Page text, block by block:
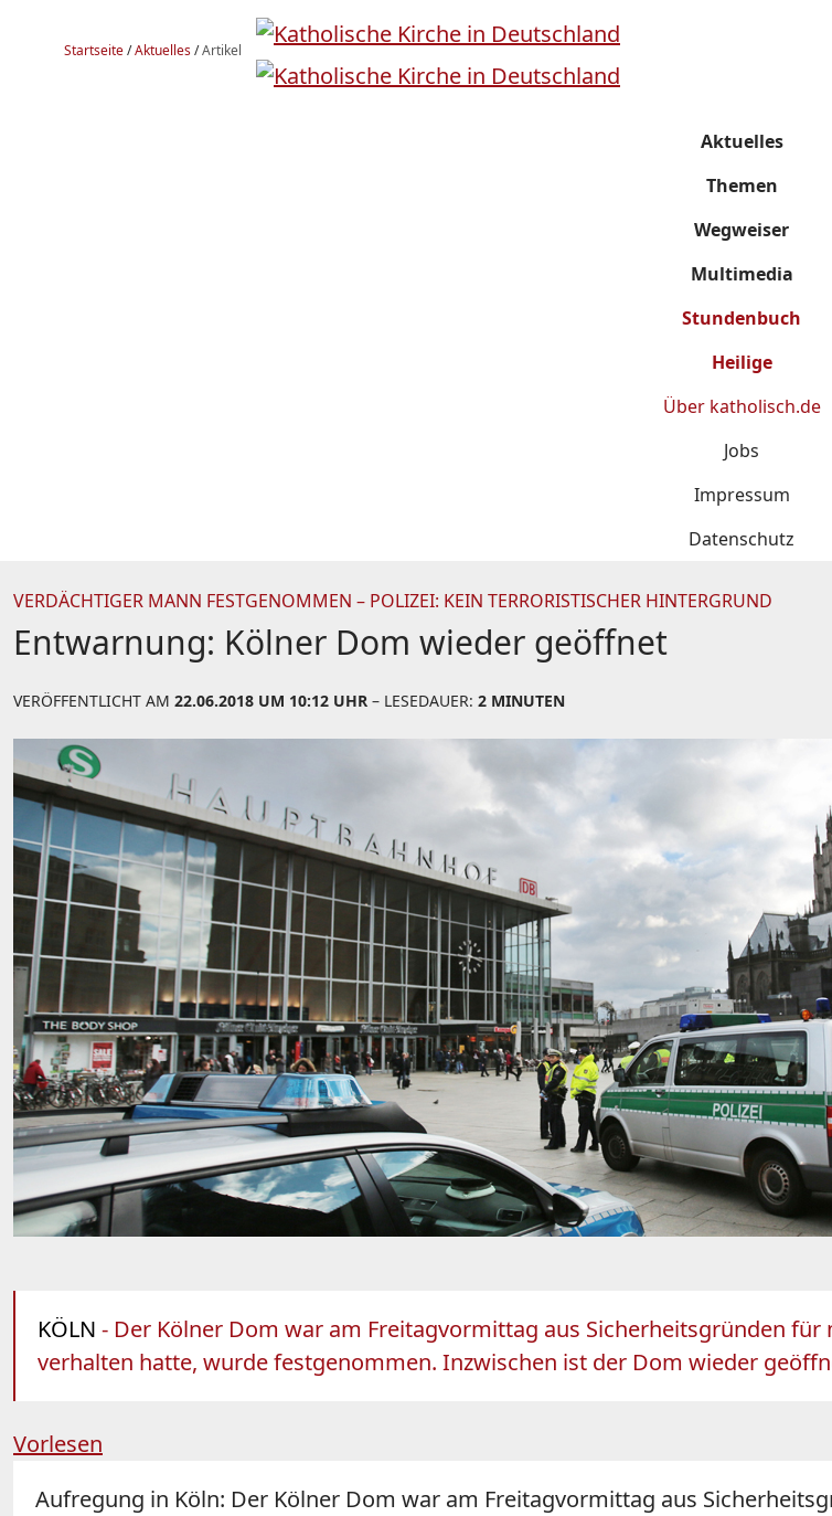
Startseite/Aktuelles/Artikel
Aktuelles
Themen
Wegweiser
Multimedia
Stundenbuch
Heilige
Über katholisch.de
Jobs
Impressum
Datenschutz
VERDÄCHTIGER MANN FESTGENOMMEN – POLIZEI: KEIN TERRORISTISCHER HINTERGRUND
Entwarnung: Kölner Dom wieder geöffnet
VERÖFFENTLICHT AM 22.06.2018 UM 10:12 UHR – LESEDAUER: 2 MINUTEN
KÖLN - Der Kölner Dom war am Freitagvormittag aus Sicherheitsgründen
verhalten hatte, wurde festgenommen. Inzwischen ist der Dom wieder
Vorlesen
Aufregung in Köln: Der Kölner Dom war am Freitagvormittag aus